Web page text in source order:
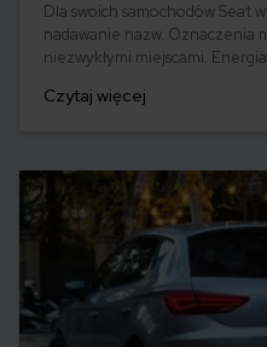
Dla swoich samochodów Seat
nadawanie nazw. Oznaczenia
niezwykłymi miejscami.
śródziemnomorskiego klimatu
Czytaj więcej